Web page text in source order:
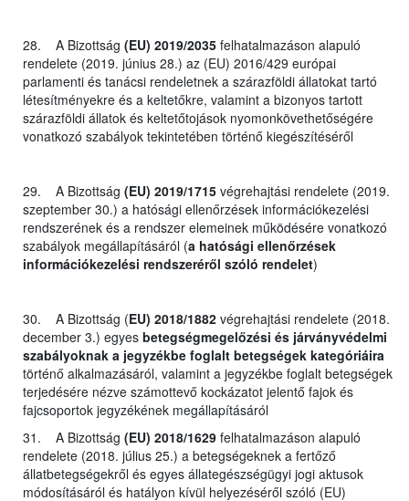
28. A Bizottság (EU) 2019/2035 felhatalmazáson alapuló
rendelete (2019. június 28.) az (EU) 2016/429 európai
parlamenti és tanácsi rendeletnek a szárazföldi állatokat tartó
létesítményekre és a keltetőkre, valamint a bizonyos tartott
szárazföldi állatok és keltetőtojások nyomonkövethetőségére
vonatkozó szabályok tekintetében történő kiegészítéséről
29. A Bizottság (EU) 2019/1715 végrehajtási rendelete (2019.
szeptember 30.) a hatósági ellenőrzések információkezelési
rendszerének és a rendszer elemeinek működésére vonatkozó
szabályok megállapításáról (a hatósági ellenőrzések
információkezelési rendszeréről szóló rendelet)
30. A Bizottság (EU) 2018/1882 végrehajtási rendelete (2018.
december 3.) egyes betegségmegelőzési és járványvédelmi
szabályoknak a jegyzékbe foglalt betegségek kategóriáira
történő alkalmazásáról, valamint a jegyzékbe foglalt betegségek
terjedésére nézve számottevő kockázatot jelentő fajok és
fajcsoportok jegyzékének megállapításáról
31. A Bizottság (EU) 2018/1629 felhatalmazáson alapuló
rendelete (2018. július 25.) a betegségeknek a fertőző
állatbetegségekről és egyes állategészségügyi jogi aktusok
módosításáról és hatályon kívül helyezéséről szóló (EU)